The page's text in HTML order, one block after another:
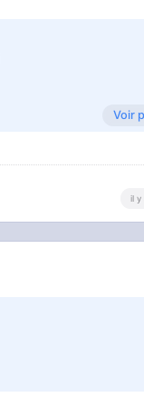
Voir
il y